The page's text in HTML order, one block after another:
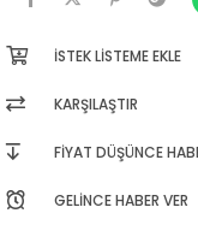
İSTEK LISTEME EKLE
KARŞILAŞTIR
FIYAT DÜŞÜNCE
GELINCE HABER VER